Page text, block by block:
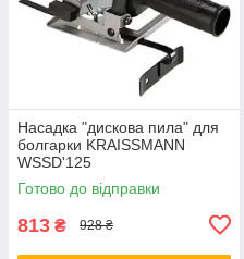
Насадка "дискова пила" для
болгарки KRAISSMANN
WSSD'125
Готово до відправки
813 ₴ 928 ₴